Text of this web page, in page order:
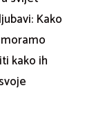
Kako
kako ih